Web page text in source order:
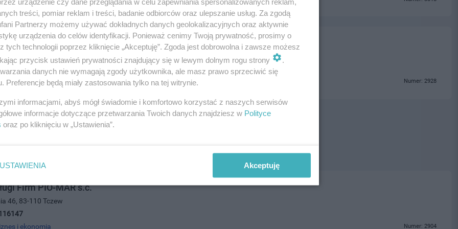
Ubezpieczeniowe
12d/54, 83-110 Tczew
i ekonomia Numer: 2928
Firm PIO-MAR s.c.
46, 83-110 Tczew
i ekonomia Numer: 2904
treści, pomiar reklam i treści, badanie odbiorców oraz ulepszanie usług. Za zgodą
Partnerzy możemy używać dokładnych danych geolokalizacyjnych oraz aktywnie
urządzenia do celów identyfikacji. Ponieważ cenimy Twoją prywatność, prosimy o
tych technologii poprzez kliknięcie „Akceptuję”. Zgoda jest dobrowolna i zawsze możesz
przycisk ustawień prywatności znajdujący się w lewym dolnym rogu strony
.
danych nie wymagają zgody użytkownika, ale masz prawo sprzeciwić się
Preferencje będą miały zastosowania tylko na tej witrynie.
informacjami, abyś mógł świadomie i komfortowo korzystać z naszych serwisów
informacje dotyczące przetwarzania Twoich danych znajdziesz w Polityce
oraz po kliknięciu w „Ustawienia”.
USTAWIENIA Akceptuję